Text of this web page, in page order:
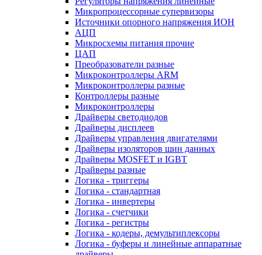
Микропроцессорные супервизоры
Источники опорного напряжения ИОН
АЦП
Микросхемы питания прочие
ЦАП
Преобразователи разные
Микроконтроллеры ARM
Микроконтроллеры разные
Контроллеры разные
Микроконтроллеры
Драйверы светодиодов
Драйверы дисплеев
Драйверы управления двигателями
Драйверы изоляторов шин данных
Драйверы MOSFET и IGBT
Драйверы разные
Логика - триггеры
Логика - стандартная
Логика - инвертеры
Логика - счетчики
Логика - регистры
Логика - кодеры, демультиплексоры
Логика - буферы и линейные аппаратные